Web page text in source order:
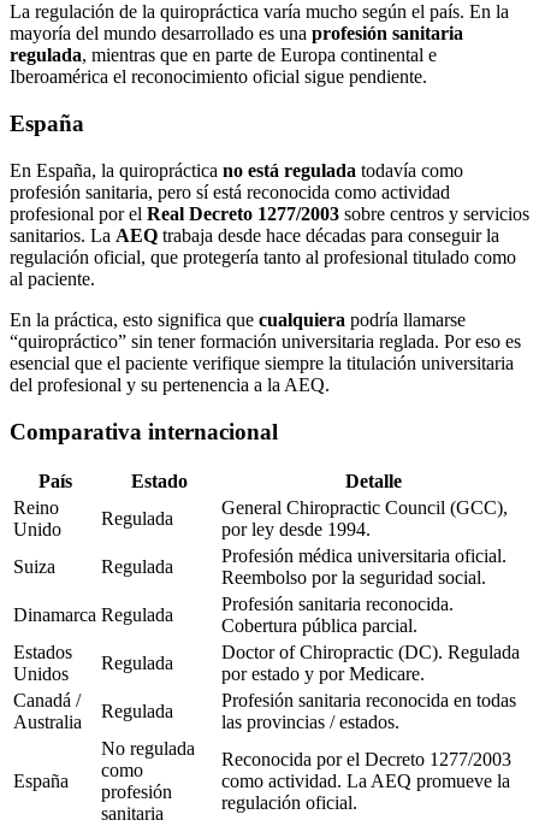
La regulación de la quiropráctica varía mucho según el país. En la
mayoría del mundo desarrollado es una profesión sanitaria
regulada, mientras que en parte de Europa continental e
Iberoamérica el reconocimiento oficial sigue pendiente.
España
En España, la quiropráctica no está regulada todavía como
profesión sanitaria, pero sí está reconocida como actividad
profesional por el Real Decreto 1277/2003 sobre centros y servicios
sanitarios. La AEQ trabaja desde hace décadas para conseguir la
regulación oficial, que protegería tanto al profesional titulado como
al paciente.
En la práctica, esto significa que cualquiera podría llamarse
“quiropráctico” sin tener formación universitaria reglada. Por eso es
esencial que el paciente verifique siempre la titulación universitaria
del profesional y su pertenencia a la AEQ.
Comparativa internacional
País Estado
Detalle
Reino
Unido
Regulada
General Chiropractic Council (GCC),
por ley desde 1994.
Suiza
Regulada
Profesión médica universitaria oficial.
Reembolso por la seguridad social.
Dinamarca Regulada
Profesión sanitaria reconocida.
Cobertura pública parcial.
Estados
Unidos
Regulada
Doctor of Chiropractic (DC). Regulada
por estado y por Medicare.
Canadá /
Australia
Regulada
Profesión sanitaria reconocida en todas
las provincias / estados.
España
No regulada
como
profesión
sanitaria
Reconocida por el Decreto 1277/2003
como actividad. La AEQ promueve la
regulación oficial.